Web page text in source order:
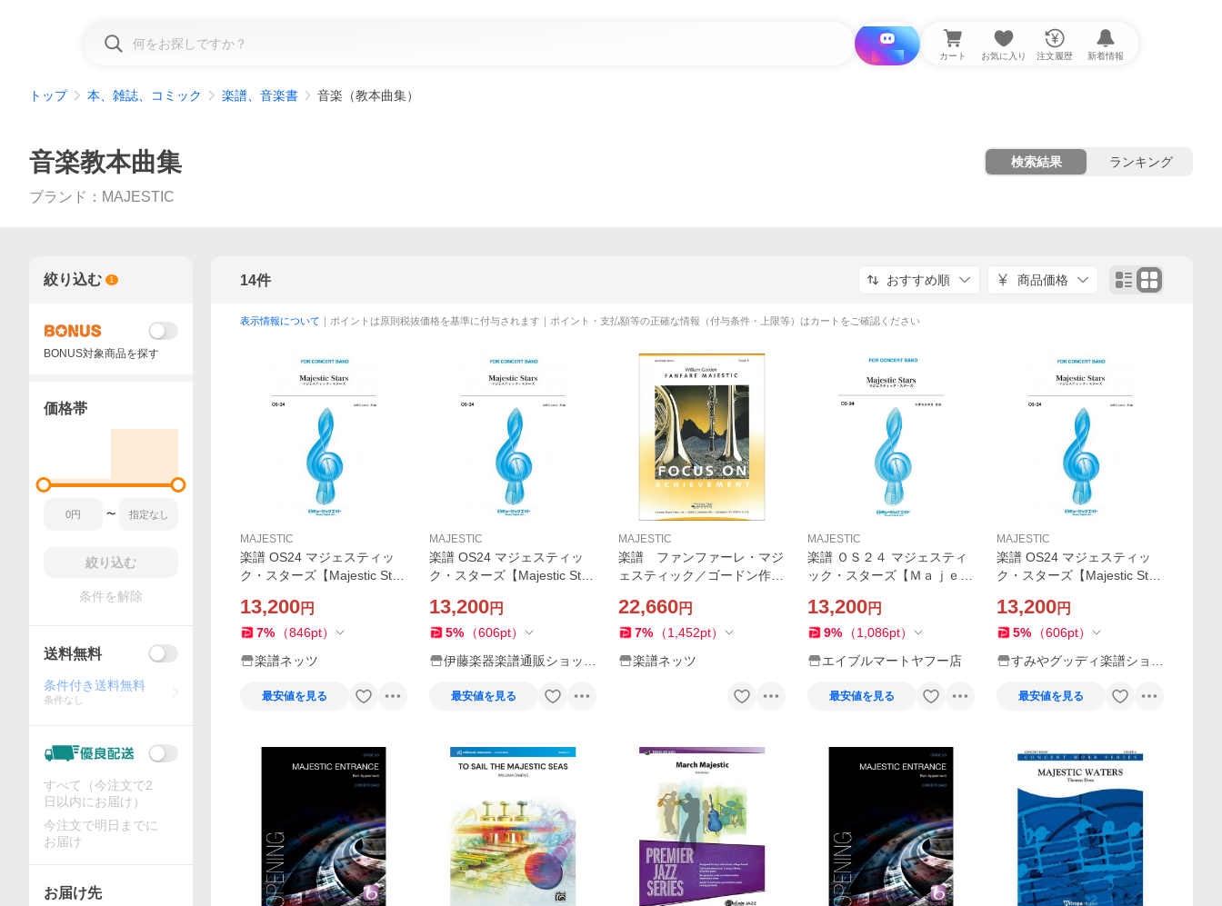
i と探す カート お気に入り 注文履歴 新着情報
トップ 本、雑誌、コミック 楽譜、音楽書 音楽（教本曲集）
音楽教本曲集
ブランド ： MAJESTIC
検索結果 ランキング
14件 おすすめ順 商品価格
表示情報について ｜ポイントは原則税抜価格を基準に付与されます｜ポイント・支払額等の正確な情報（付与条件・上限等）はカートをご確認ください
MAJESTIC
楽譜 OS24 マジェスティッ
ク・スターズ【Majestic Star
13,200円
7% （846pt）
楽譜ネッツ
最安値を見る
MAJESTIC
楽譜 OS24 マジェスティッ
ク・スターズ【Majestic Star
13,200円
5% （606pt）
伊藤楽器楽譜通販ショップ
最安値を見る
MAJESTIC
楽譜 ファンファーレ・マジ
ェスティック／ゴードン作曲
（T）／G3／T:2:05）
22,660円
7% （1,452pt）
楽譜ネッツ
MAJESTIC
楽譜 ＯＳ２４ マジェスティ
ック・スターズ【Ｍａｊｅｓ
縄・離島以外送料無料】
13,200円
9% （1,086pt）
エイブルマートヤフー店
最安値を見る
MAJESTIC
楽譜 OS24 マジェスティッ
ク・スターズ【Majestic Star
13,200円
5% （606pt）
すみやグッディ楽譜ショッ
最安値を見る
絞り込む 1
BONUS対象商品を探す
価格帯
〜
絞り込む
条件を解除
送料無料
条件付き送料無料
条件なし
すべて（今注文で2
日以内にお届け）
今注文で明日までに
お届け
お届け先